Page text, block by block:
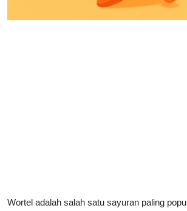
Wortel adalah salah satu sayuran paling